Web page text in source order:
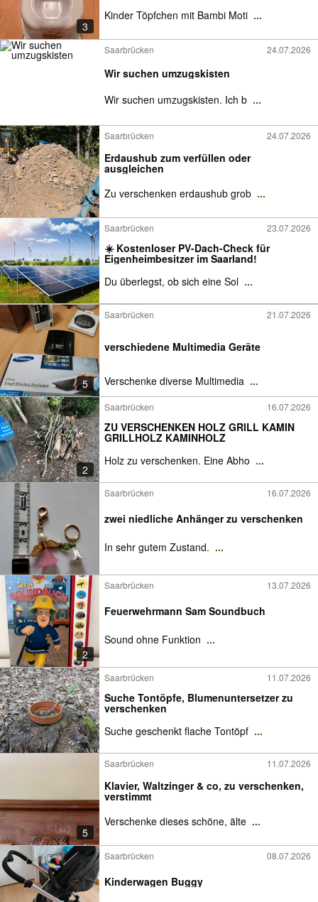
3
Kinder Töpfchen mit Bambi Moti ...
Saarbrücken 24.07.2026
Wir suchen umzugskisten
Wir suchen umzugskisten. Ich b ...
Saarbrücken 24.07.2026
Erdaushub zum verfüllen oder
ausgleichen
Zu verschenken erdaushub grob ...
Saarbrücken 23.07.2026
☀️ Kostenloser PV-Dach-Check für
Eigenheimbesitzer im Saarland!
Du überlegst, ob sich eine Sol ...
5
Saarbrücken 21.07.2026
verschiedene Multimedia Geräte
Verschenke diverse Multimedia ...
2
Saarbrücken 16.07.2026
ZU VERSCHENKEN HOLZ GRILL KAMIN
GRILLHOLZ KAMINHOLZ
Holz zu verschenken. Eine Abho ...
Saarbrücken 16.07.2026
zwei niedliche Anhänger zu verschenken
In sehr gutem Zustand. ...
2
Saarbrücken 13.07.2026
Feuerwehrmann Sam Soundbuch
Sound ohne Funktion ...
Saarbrücken 11.07.2026
Suche Tontöpfe, Blumenuntersetzer zu
verschenken
Suche geschenkt flache Tontöpf ...
5
Saarbrücken 11.07.2026
Klavier, Waltzinger & co, zu verschenken,
verstimmt
Verschenke dieses schöne, älte ...
Saarbrücken 08.07.2026
Kinderwagen Buggy